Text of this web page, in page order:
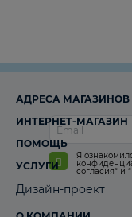
Я
согласия“ и
АДРЕСА МАГАЗИНОВ
ИНТЕРНЕТ-МАГАЗИН
ПОМОЩЬ
УСЛУГИ
Дизайн-проект